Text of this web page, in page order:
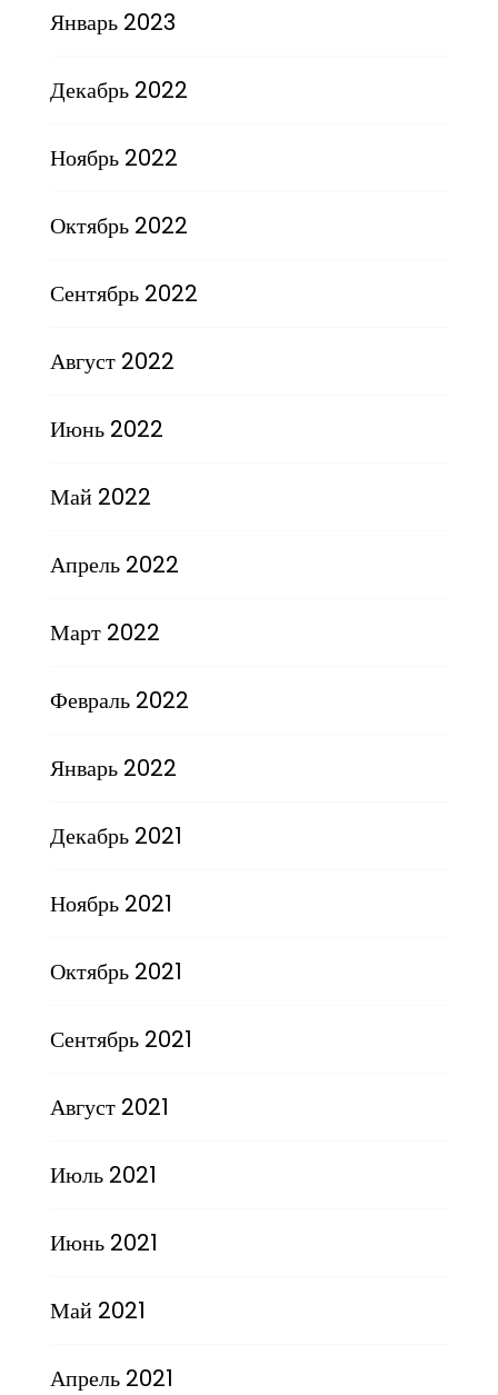
Январь 2023
Декабрь 2022
Ноябрь 2022
Октябрь 2022
Сентябрь 2022
Август 2022
Июнь 2022
Май 2022
Апрель 2022
Март 2022
Февраль 2022
Январь 2022
Декабрь 2021
Ноябрь 2021
Октябрь 2021
Сентябрь 2021
Август 2021
Июль 2021
Июнь 2021
Май 2021
Апрель 2021